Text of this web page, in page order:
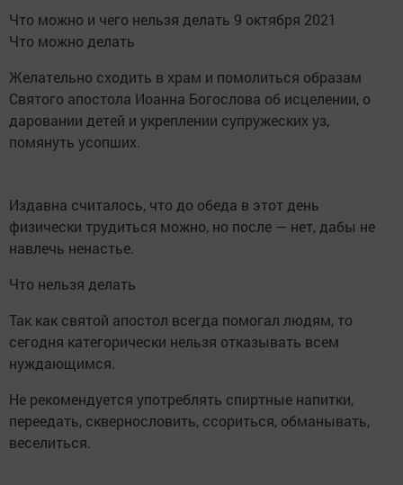
Что можно и чего нельзя делать 9 октября 2021
Что можно делать
Желательно сходить в храм и помолиться образам
Святого апостола Иоанна Богослова об исцелении, о
даровании детей и укреплении супружеских уз,
помянуть усопших.
Издавна считалось, что до обеда в этот день
физически трудиться можно, но после — нет, дабы не
навлечь ненастье.
Что нельзя делать
Так как святой апостол всегда помогал людям, то
сегодня категорически нельзя отказывать всем
нуждающимся.
Не рекомендуется употреблять спиртные напитки,
переедать, сквернословить, ссориться, обманывать,
веселиться.